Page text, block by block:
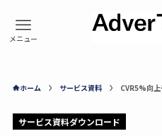
ホーム サービス資料 CVR5%向
サービス資料ダウンロード